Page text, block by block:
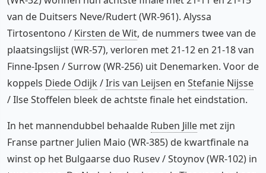
van de Duitsers Neve/Rudert (WR-961). Alyssa
Tirtosentono / Kirsten de Wit, de nummers twee van de
plaatsingslijst (WR-57), verloren met 21-12 en 21-18 van
Finne-Ipsen / Surrow (WR-256) uit Denemarken. Voor de
koppels Diede Odijk/Iris van Leijsen en Stefanie Nijsse
/ Ilse Stoffelen bleek de achtste finale het eindstation.
In het mannendubbel behaalde Ruben Jille met zijn
Franse partner Julien Maio (WR-385) de kwartfinale na
winst op het Bulgaarse duo Rusev / Stoynov (WR-102) in